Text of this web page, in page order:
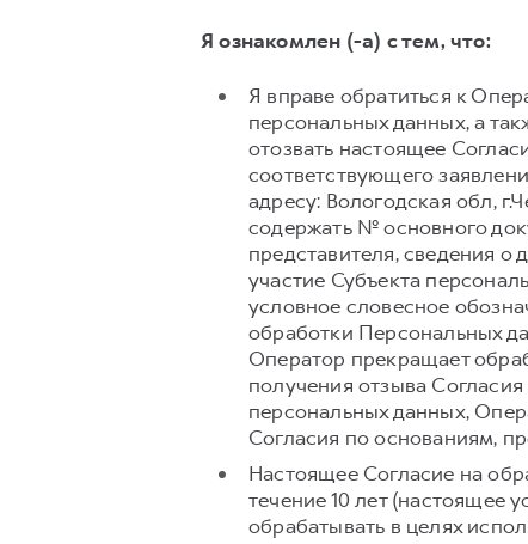
Я ознакомлен (-а) с тем, что:
Я вправе обратиться к
персональных данных, а
отозвать настоящее
соответствующего
адресу: Вологодская обл,
содержать № основного
представителя, сведения
участие Субъекта
условное словесное
обработки Персональных
Оператор прекращает
получения отзыва
персональных данных,
Согласия по основаниям,
Настоящее Согласие на
течение 10 лет (настоящее
обрабатывать в целях